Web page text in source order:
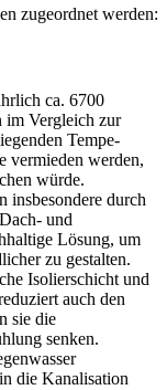
zugeordnet werden:
ca. 6700
im Vergleich zur
Tempe­
vermieden werden,
würde.
insbesondere durch
und
Lösung, um
zu gestalten.
Isolierschicht und
auch den
sie die
senken.
die Kanalisation